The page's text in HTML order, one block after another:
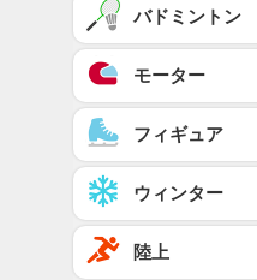
バドミントン
モーター
フィギュア
ウィンター
陸上